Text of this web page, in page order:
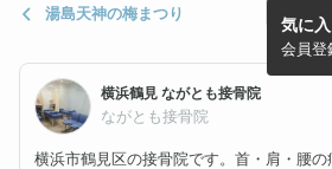
湯島天神の梅まつり
２/23(
い！
横浜鶴見 ながとも接骨院
ながとも接骨院
横浜市鶴見区の接骨院です。首・肩・腰
気に
会員登